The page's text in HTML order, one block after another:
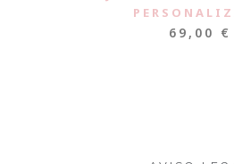
69,00 €